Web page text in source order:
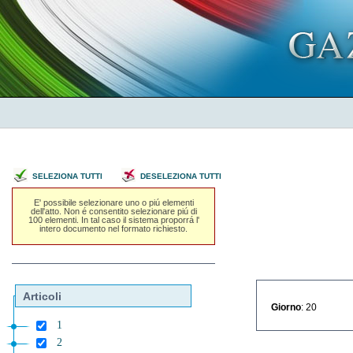
SELEZIONA TUTTI DESELEZIONA TUTTI
E' possibile selezionare uno o piú elementi
dell'atto. Non é consentito selezionare piú di
100 elementi. In tal caso il sistema proporrá l'
intero documento nel formato richiesto.
Articoli
1
2
Giorno : 20